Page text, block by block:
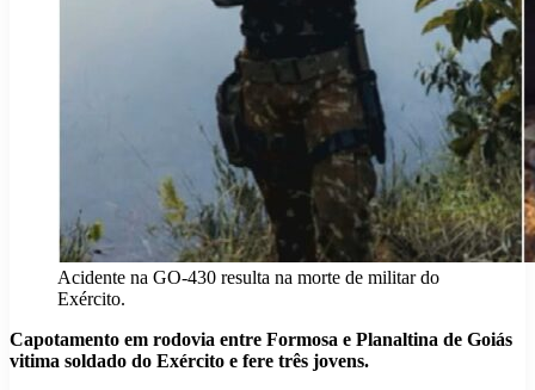
Acidente na GO-430 resulta na morte de militar do
Exército.
Capotamento em rodovia entre Formosa e Planaltina de Goiás
vitima soldado do Exército e fere três jovens.